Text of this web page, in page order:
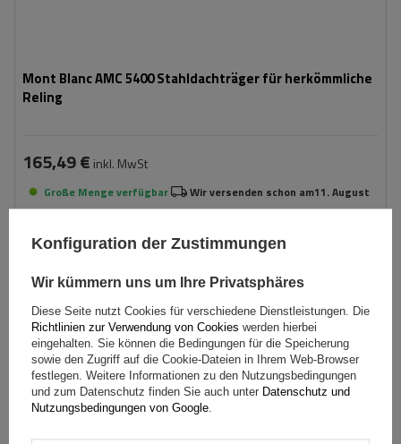
Mont Blanc AMC 5400 Stahldachträger für herkömmliche
Reling
165,49 € inkl. MwSt
Große Menge verfügbar Wir versenden schon am11. August
Warenkorb
Konfiguration der Zustimmungen
Wir kümmern uns um Ihre Privatsphäres
Diese Seite nutzt Cookies für verschiedene Dienstleistungen. Die
Richtlinien zur Verwendung von Cookies werden hierbei
eingehalten. Sie können die Bedingungen für die Speicherung
sowie den Zugriff auf die Cookie-Dateien in Ihrem Web-Browser
festlegen. Weitere Informationen zu den Nutzungsbedingungen
und zum Datenschutz finden Sie auch unter Datenschutz und
Nutzungsbedingungen von Google